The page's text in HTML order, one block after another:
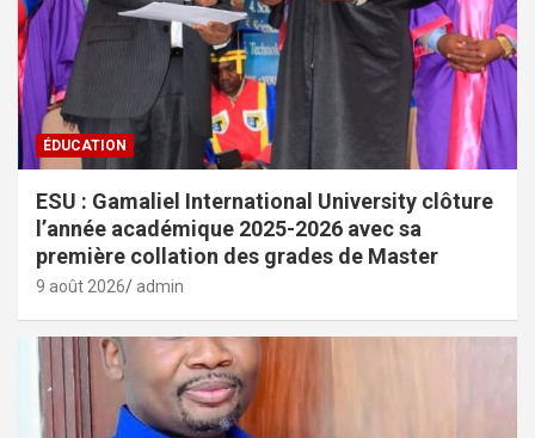
ÉDUCATION
ESU : Gamaliel International University clôture
l’année académique 2025-2026 avec sa
première collation des grades de Master
9 août 2026 admin